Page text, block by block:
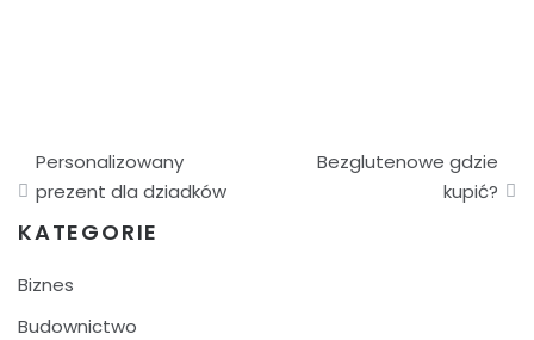
Nawigacja
wpisu
Personalizowany
prezent dla dziadków
Bezglutenowe gdzie
kupić?
KATEGORIE
Biznes
Budownictwo